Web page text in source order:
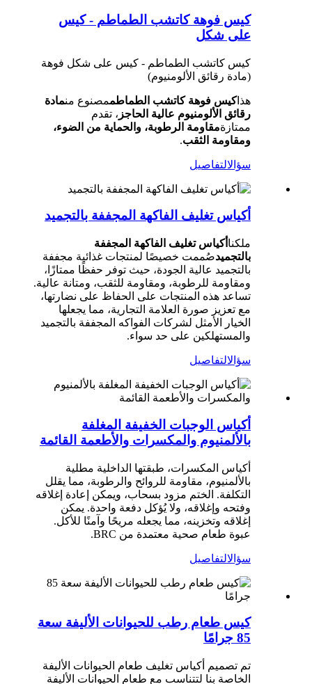
كيس فوهة كاتشب الطماطم - كيس
على شكل
كيس كاتشب الطماطم - كيس على شكل فوهة
(مادة رقائق الألومنيوم)
هذاكيس فوهة كاتشب الطماطممصنوع منمادة
رقائق الألومنيوم عالية الحاجز ، تقدم
ممتازةمقاومة الرطوبة، والحماية من الضوء،
ومقاومة الثقب.
سؤالالتفاصيل
أكياس تغليف الفاكهة المجففة بالتجميد
ملكنا أكياس تغليف الفاكهة المجففة
بالتجميدصُممت خصيصًا لمنتجات غذائية مجففة
بالتجميد عالية الجودة، حيث توفر حفظًا ممتازًا،
ومقاومة للرطوبة، ومقاومة للثقب، ومتانة عالية.
تساعد هذه المنتجات على الحفاظ على نضارتها،
مع تعزيز صورة العلامة التجارية، مما يجعلها
الخيار الأمثل لشركات الفواكه المجففة بالتجميد
والمستهلكين على حد سواء.
سؤالالتفاصيل
أكياس الوجبات الخفيفة المغلفة
بالألمنيوم والمكسرات والأطعمة القائمة
أكياس المكسرات، طبقتها الداخلية مطلية
بالألمنيوم، مقاومة للروائح والرطوبة، مما يقلل
التكلفة. الختم مزود بسحاب، ويمكن إعادة إغلاقه
وفتحه وإغلاقه، ولا يُؤكل دفعة واحدة. يمكن
إغلاقه وتخزينه، مما يجعله مريحًا وآمنًا للأكل.
عبوة طعام صحية معتمدة من BRC.
سؤالالتفاصيل
كيس طعام رطب للحيوانات الأليفة سعة
85 جرامًا
تم تصميم أكياس تغليف طعام الحيوانات الأليفة
الخاصة بنا لتتناسب مع طعام الحيوانات الأليفة